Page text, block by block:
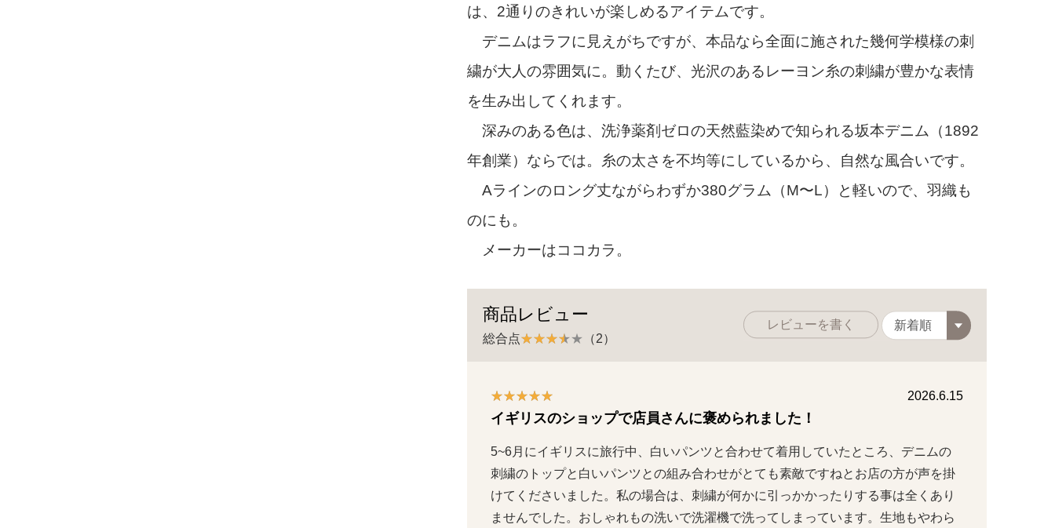
は、2通りのきれいが楽しめるアイテムです。
デニムはラフに見えがちですが、本品なら全面に施された幾何学模様の刺
繍が大人の雰囲気に。動くたび、光沢のあるレーヨン糸の刺繍が豊かな表情
を生み出してくれます。
深みのある色は、洗浄薬剤ゼロの天然藍染めで知られる坂本デニム（1892
年創業）ならでは。糸の太さを不均等にしているから、自然な風合いです。
Aラインのロング丈ながらわずか380グラム（M〜L）と軽いので、羽織も
のにも。
メーカーはココカラ。
商品レビュー
総合点 （2）
レビューを書く
2026.6.15
イギリスのショップで店員さんに褒められました！
5~6月にイギリスに旅行中、白いパンツと合わせて着用していたところ、デニムの
刺繍のトップと白いパンツとの組み合わせがとても素敵ですねとお店の方が声を掛
けてくださいました。私の場合は、刺繍が何かに引っかかったりする事は全くあり
ませんでした。おしゃれもの洗いで洗濯機で洗ってしまっています。生地もやわら